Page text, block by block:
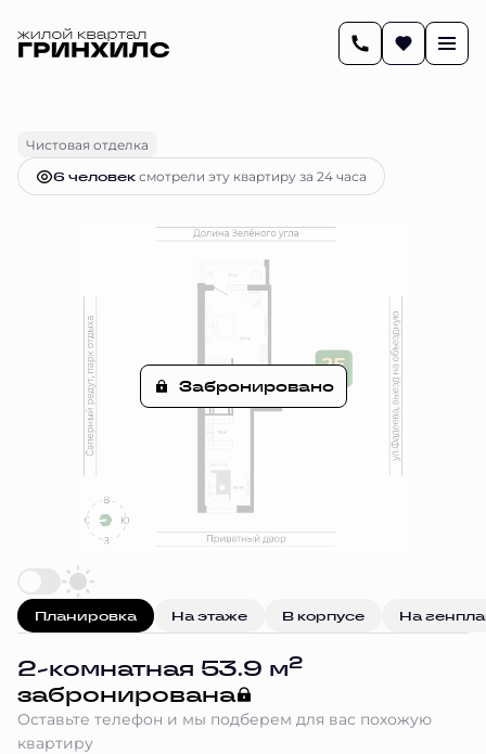
Чистовая отделка
6 человексмотрели эту квартиру за 24 часа
Забронировано
Планировка На этаже В корпусе На
2-комнатная 53.9 м2
забронирована
Оставьте телефон и мы подберем для вас похожую
квартиру